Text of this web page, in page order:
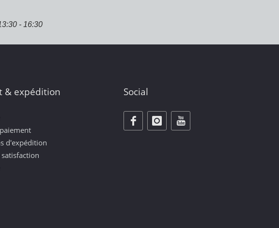
- 16:30
& expédition
d'expédition
Social